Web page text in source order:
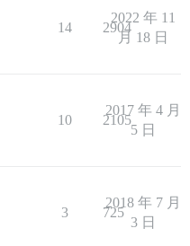
14 2904
2022 年 11
月 18 日
10 2105
2017 年 4 月
5 日
3 725
2018 年 7 月
3 日